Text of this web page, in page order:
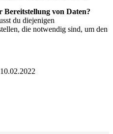
Bereitstellung von Daten?
du diejenigen
die notwendig sind, um den